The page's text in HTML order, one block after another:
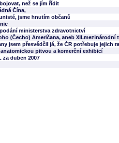
než se jím řídit
Čína,
jsme hnutím občanů
ministerstva zdravotnictví
(Čecho) Američana, aneb
jsem přesvědčil já, že ČR potřebuje jejich
pitvou a komerční exhibicí
za duben 2007